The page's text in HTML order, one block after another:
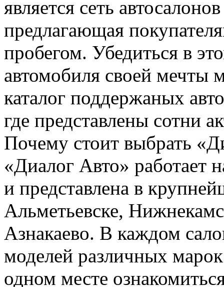
является сеть
предлагающая
пробегом. Убедиться в
автомобиля своей мечты
каталог поддержаных
где представлены сотни
Почему стоит выбрать
«Диалог Авто» работает
и представлена в
Альметьевске,
Азнакаево. В каждом
моделей различных
одном месте